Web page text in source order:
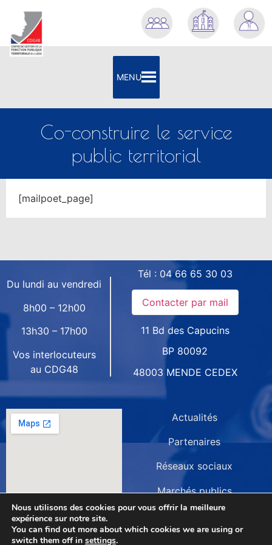
principal
MENU
Co-construire le service
public territorial
[mailpoet_page]
Du lundi au vendredi
8h00 – 12h00
13h30 – 17h00
Vos interlocuteurs
au CDG48
Tél : 04 66 65 30 03
11 Bd des Capucins
BP 80092
48003 MENDE CEDEX
Actualités
Partenaires
Réseaux sociaux
Marchés publics
Nous utilisons des cookies pour vous offrir la meilleure
expérience sur notre site.
You can find out more about which cookies we are using or
switch them off in settings.